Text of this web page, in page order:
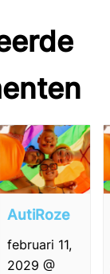
AutiRoze
februari 11,
2029 @